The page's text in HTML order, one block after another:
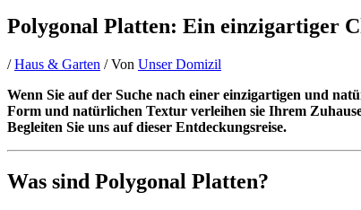
Polygonal Platten: Ein einzigartiger
/Haus & Garten / Von Unser Domizil
Wenn Sie auf der Suche nach einer einzigartigen und
Form und natürlichen Textur verleihen sie Ihrem
Begleiten Sie uns auf dieser Entdeckungsreise.
Was sind Polygonal Platten?